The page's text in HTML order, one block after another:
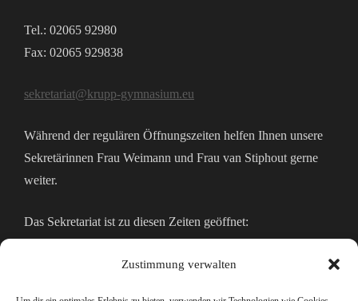
Zustimmung verwalten
Tel.: 02065 92980
Fax: 02065 929838
sekretariat@krupp-gymnasium.eu
Während der regulären Öffnungszeiten helfen Ihnen unsere
Sekretärinnen Frau Weimann und Frau van Stiphout gerne
weiter.
Das Sekretariat ist zu diesen Zeiten geöffnet:
Montags bis Freitags 07:30 – 14:00 Uhr
Mo, Mi und Do zusätzlich bis 15:30 Uhr